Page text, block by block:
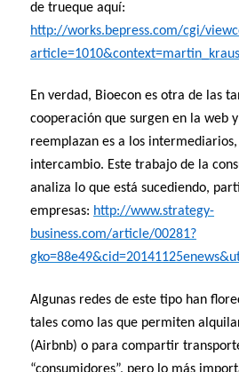
de trueque aquí:
http://works.bepress.com/cgi/
En verdad, Bioecon es otra de las
cooperación que surgen en la web
reemplazan es a los
intercambio. Este trabajo de la
analiza lo que está sucediendo,
empresas: http://www.strategy-
business.com/article/00281?
Algunas redes de este tipo han
tales como las que permiten
(Airbnb) o para compartir
“consumidores”, pero lo más